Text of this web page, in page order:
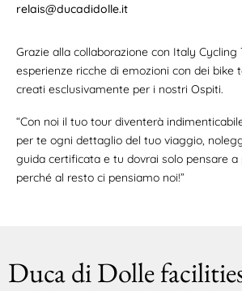
relais@ducadidolle.it
Grazie alla collaborazione con Italy Cycling
esperienze ricche di emozioni con dei bike
creati esclusivamente per i nostri Ospiti.
“Con noi il tuo tour diventerà
per te ogni dettaglio del tuo viaggio,
guida certificata e tu dovrai solo pensare
perché al resto ci pensiamo noi!”
Duca di Dolle